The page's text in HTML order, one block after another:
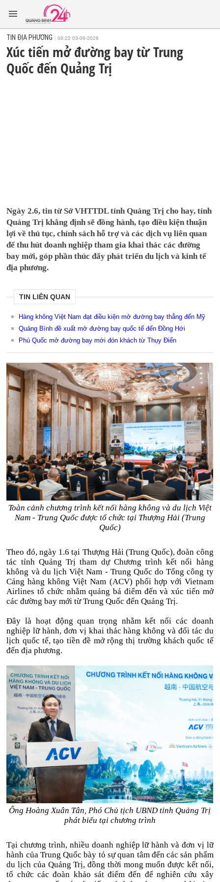
TIN ĐỊA PHƯƠNG 08:22 03-06-2026
Xúc tiến mở đường bay từ Trung
Quốc đến Quảng Trị
Ngày 2.6, tin từ Sở VHTTDL tỉnh Quảng Trị cho hay, tỉnh
Quảng Trị khẳng định sẽ đồng hành, tạo điều kiện thuận
lợi về thủ tục, chính sách hỗ trợ và các dịch vụ liên quan
để thu hút doanh nghiệp tham gia khai thác các đường
bay mới, góp phần thúc đẩy phát triển du lịch và kinh tế
địa phương.
TIN LIÊN QUAN
Hàng không Việt Nam đạt điều kiện mở đường bay thẳng đến Mỹ
Quảng Bình đề xuất mở đường bay quốc tế đến Đồng Hới
Phú Quốc mở đường bay mới đón khách từ Thụy Điển
Toàn cảnh chương trình kết nối hàng không và du lịch Việt
Nam - Trung Quốc được tổ chức tại Thượng Hải (Trung
Quốc)
Theo đó, ngày 1.6 tại Thượng Hải (Trung Quốc), đoàn công
tác tỉnh Quảng Trị tham dự Chương trình kết nối hàng
không và du lịch Việt Nam - Trung Quốc do Tổng công ty
Cảng hàng không Việt Nam (ACV) phối hợp với Vietnam
Airlines tổ chức nhằm quảng bá điểm đến và xúc tiến mở
các đường bay mới từ Trung Quốc đến Quảng Trị.
Đây là hoạt động quan trọng nhằm kết nối các doanh
nghiệp lữ hành, đơn vị khai thác hàng không và đối tác du
lịch quốc tế, tạo tiền đề mở rộng thị trường khách quốc tế
đến địa phương.
Ông Hoàng Xuân Tân, Phó Chủ tịch UBND tỉnh Quảng Trị
phát biểu tại chương trình
Tại chương trình, nhiều doanh nghiệp lữ hành và đơn vị lữ
hành của Trung Quốc bày tỏ sự quan tâm đến các sản phẩm
du lịch của Quảng Trị, đồng thời mong muốn được kết nối,
tổ chức các đoàn khảo sát điểm đến để nghiên cứu xây